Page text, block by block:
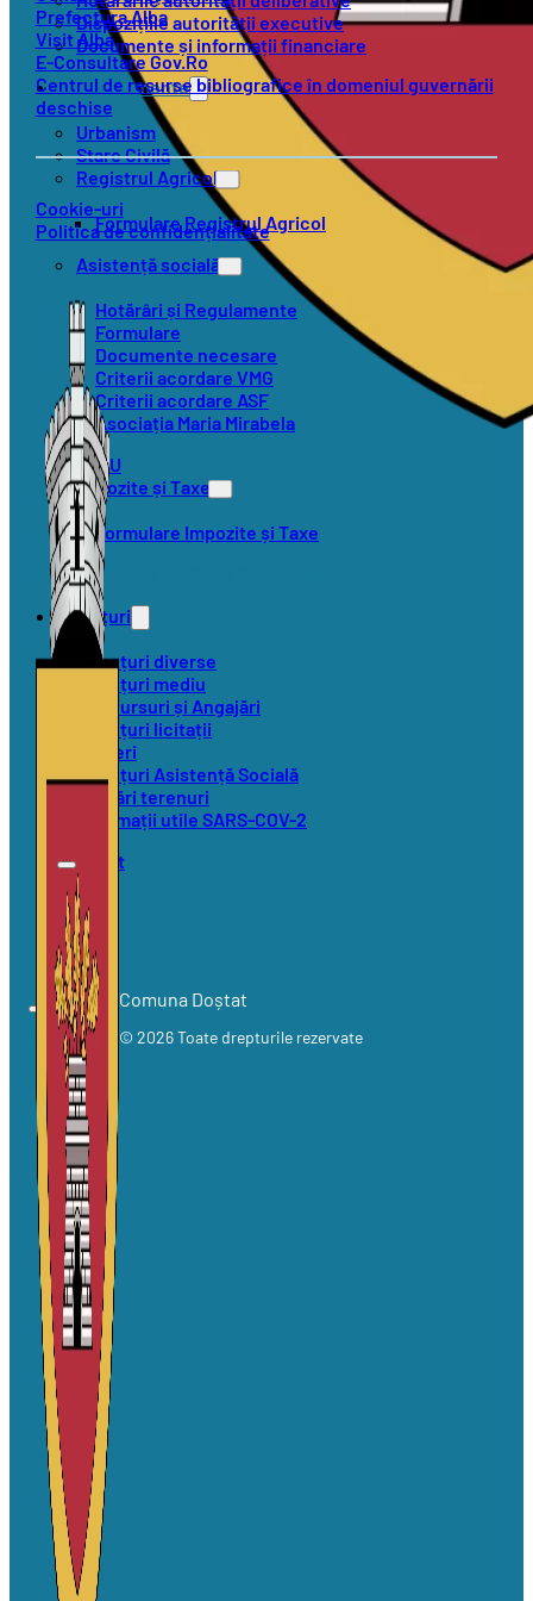
Dispozițiile autorității executive
Documente și informații financiare
Compartimente
Urbanism
Stare Civilă
Registrul Agricol
Formulare Registrul Agricol
Asistență socială
Hotărâri și Regulamente
Formulare
Documente necesare
Criterii acordare VMG
Criterii acordare ASF
Asociația Maria Mirabela
SVSU
Impozite și Taxe
Formulare Impozite și Taxe
Asistență Medicală Comunitară
Anunțuri
Anunțuri diverse
Anunțuri mediu
Concursuri și Angajări
Anunțuri licitații
Alegeri
Anunțuri Asistență Socială
Vânzări terenuri
Informații utile SARS-COV-2
Contact
Prefectura Alba
Visit Alba
E-Consultare Gov.Ro
Centrul de resurse bibliografice în domeniul guvernării
deschise
Comuna Doștat
© 2026 Toate drepturile rezervate
Cookie-uri
Politica de confidențialitate